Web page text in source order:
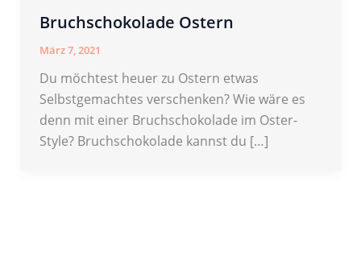
Bruchschokolade Ostern
März 7, 2021
Du möchtest heuer zu Ostern etwas
Selbstgemachtes verschenken? Wie wäre es
denn mit einer Bruchschokolade im Oster-
Style? Bruchschokolade kannst du […]